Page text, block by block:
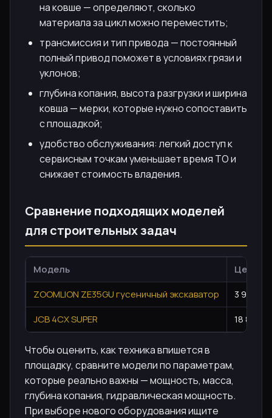
на ковше — определяют, сколько
материала за цикл можно переместить;
трансмиссия и тип привода — постоянный
полный привод поможет в условиях грязи и
уклонов;
глубина копания, высота разгрузки и ширина
ковша — мерки, которые нужно сопоставить
с площадкой;
удобство обслуживания: легкий доступ к
сервисным точкам уменьшает время ТО и
снижает стоимость владения.
Сравнение подходящих моделей
для строительных задач
Модель
Цена
ZOOMLION ZE35GU гусеничный экскаватор
3 900
JCB 4CX SUPER
18 850
Чтобы оценить, как техника впишется в
площадку, сравните модели по параметрам,
которые реально важны — мощность, масса,
глубина копания, гидравлическая мощность.
При выборе нового оборудования ищите